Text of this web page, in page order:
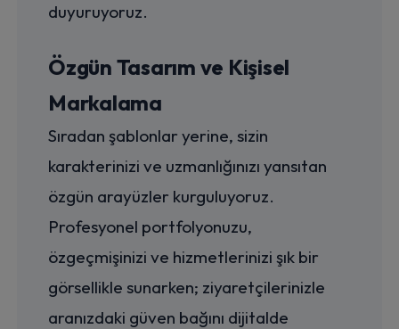
duyuruyoruz.
Özgün Tasarım ve Kişisel
Markalama
Sıradan şablonlar yerine, sizin
karakterinizi ve uzmanlığınızı yansıtan
özgün arayüzler kurguluyoruz.
Profesyonel portfolyonuzu,
özgeçmişinizi ve hizmetlerinizi şık bir
görsellikle sunarken; ziyaretçilerinizle
aranızdaki güven bağını dijitalde